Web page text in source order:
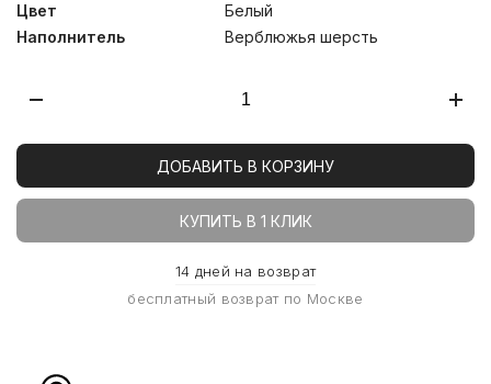
Цвет
Белый
Наполнитель
Верблюжья шерсть
ДОБАВИТЬ В КОРЗИНУ
КУПИТЬ В 1 КЛИК
14 дней на возврат
бесплатный возврат по Москве